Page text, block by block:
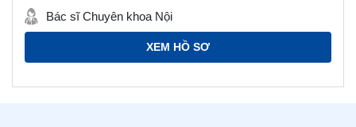
Bác sĩ Chuyên khoa Nội
XEM HỒ SƠ